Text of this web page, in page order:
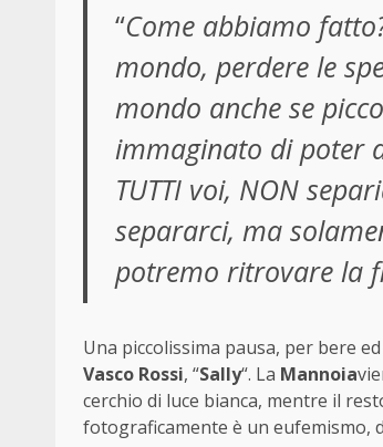
“Come abbiamo
mondo, perdere le
mondo anche se
immaginato di poter
TUTTI voi, NON
separarci, ma
potremo ritrovare la
Una piccolissima pausa, per bere
Vasco Rossi, “Sally“. La Mannoia
cerchio di luce bianca, mentre il
fotograficamente è un eufemismo,